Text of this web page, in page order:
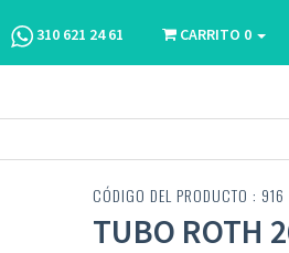
310 621 24 61 CARRITO 0
CÓDIGO DEL PRODUCTO : 916
TUBO ROTH